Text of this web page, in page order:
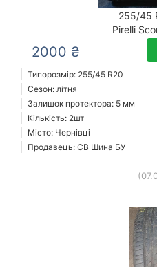
255/45
Pirelli
2000 ₴
Типорозмір: 255/45 R20
Сезон: літня
Залишок протектора: 5 мм
Кількість: 2шт
Місто: Чернівці
Продавець: СВ Шина БУ